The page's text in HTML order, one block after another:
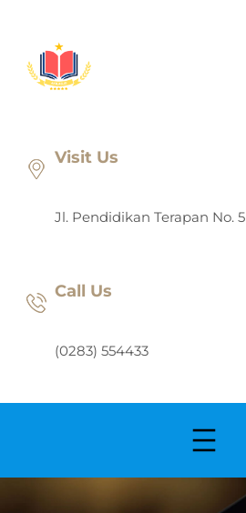
konten
Visit Us
Jl. Pendidikan Terapan No. 5
Call Us
(0283) 554433